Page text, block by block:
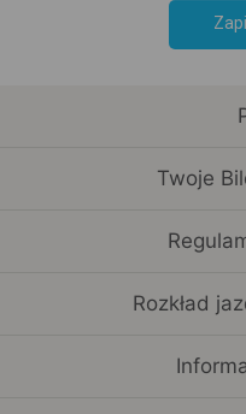
Twoje
Rozkład